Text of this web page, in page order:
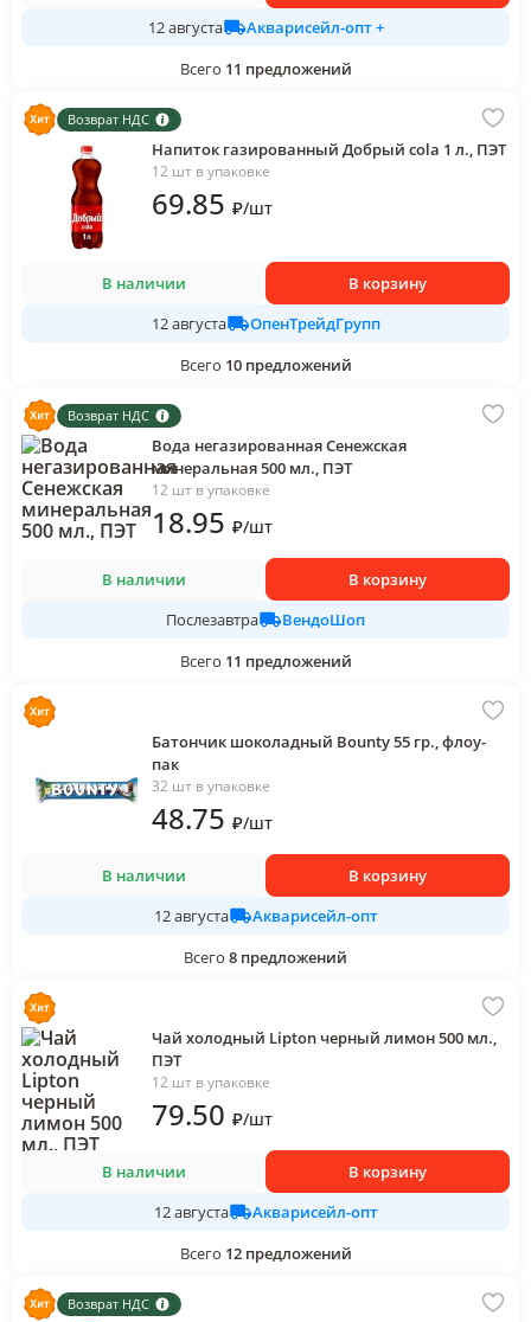
12 августа
Акварисейл-опт +
Всего 11 предложений
Возврат НДС
Напиток газированный Добрый cola 1 л., ПЭТ
12 шт в упаковке
69.85 ₽/шт
В наличии
В корзину
12 августа
ОпенТрейдГрупп
Всего 10 предложений
Возврат НДС
Вода негазированная Сенежская
минеральная 500 мл., ПЭТ
12 шт в упаковке
18.95 ₽/шт
В наличии
В корзину
Послезавтра
ВендоШоп
Всего 11 предложений
Батончик шоколадный Bounty 55 гр., флоу-
пак
32 шт в упаковке
48.75 ₽/шт
В наличии
В корзину
12 августа
Акварисейл-опт
Всего 8 предложений
Чай холодный Lipton черный лимон 500 мл.,
ПЭТ
12 шт в упаковке
79.50 ₽/шт
В наличии
В корзину
12 августа
Акварисейл-опт
Всего 12 предложений
Возврат НДС